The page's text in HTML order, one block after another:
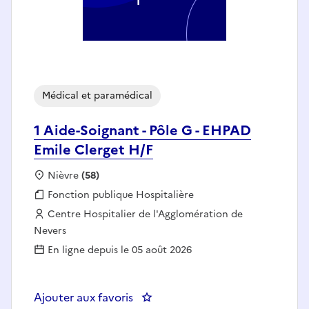
1 Aide-Soignant - Pôle G - EHPAD
Emile Clerget H/F
Médical et paramédical
Localisation :
Nièvre(58)
Fonction publique :
Fonction publique Hospitalière
Employeur :
Centre Hospitalier de l'Agglomération de
Nevers
En ligne depuis le 05 août 2026
Ajouter aux favoris : 1 Aide-Soignant - Pôle G -